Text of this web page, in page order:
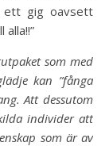
ett gig oavsett
som med
kan ”fånga
Att dessutom
individer att
som är av